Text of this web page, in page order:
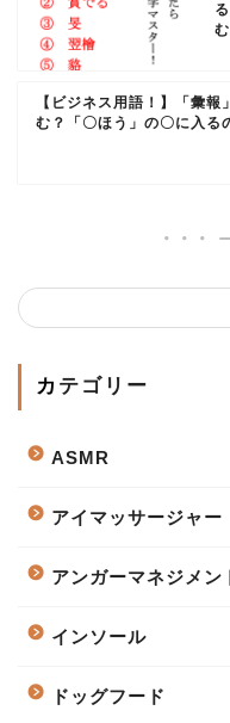
【ビジネス用語！】「彙報
む？「〇ほう」の〇に入る
カテゴリー
ASMR
アイマッサージャー
アンガーマネジメン
インソール
ドッグフード